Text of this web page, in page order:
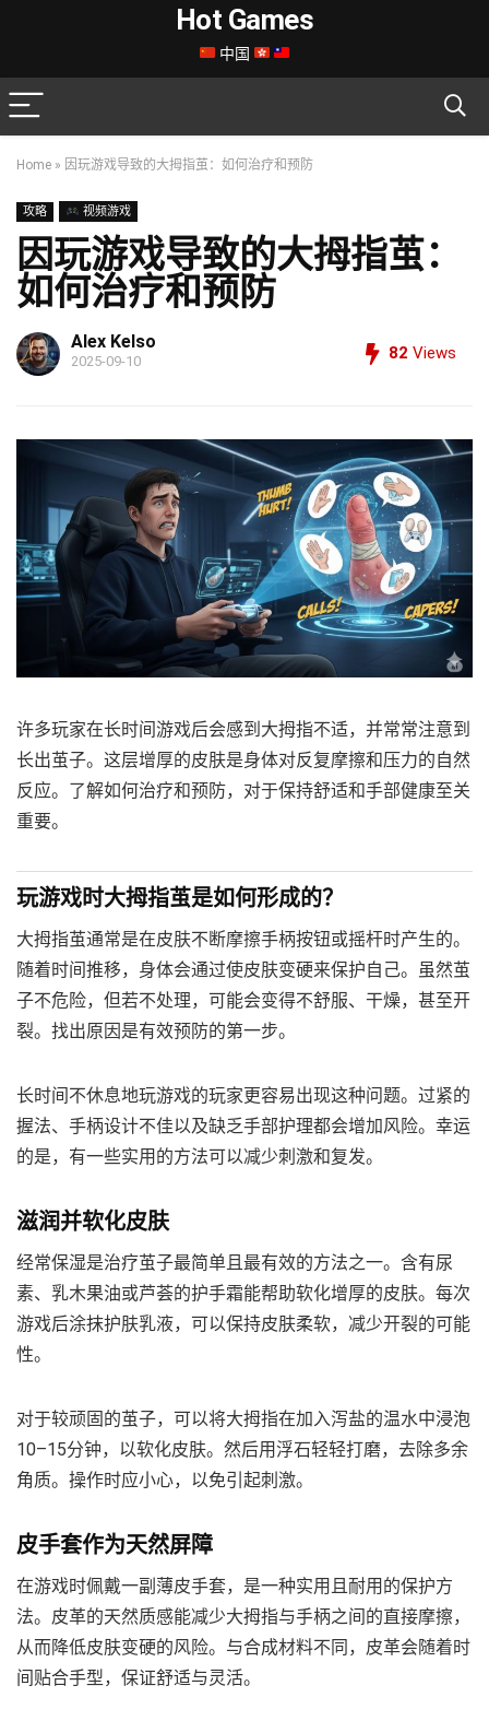
Hot Games
中国
Home » 因玩游戏导致的大拇指茧：如何治疗和预防
攻略 视频游戏
因玩游戏导致的大拇指茧：
如何治疗和预防
Alex Kelso
2025-09-10 82 Views
许多玩家在长时间游戏后会感到大拇指不适，并常常注意到
长出茧子。这层增厚的皮肤是身体对反复摩擦和压力的自然
反应。了解如何治疗和预防，对于保持舒适和手部健康至关
重要。
玩游戏时大拇指茧是如何形成的？
大拇指茧通常是在皮肤不断摩擦手柄按钮或摇杆时产生的。
随着时间推移，身体会通过使皮肤变硬来保护自己。虽然茧
子不危险，但若不处理，可能会变得不舒服、干燥，甚至开
裂。找出原因是有效预防的第一步。
长时间不休息地玩游戏的玩家更容易出现这种问题。过紧的
握法、手柄设计不佳以及缺乏手部护理都会增加风险。幸运
的是，有一些实用的方法可以减少刺激和复发。
滋润并软化皮肤
经常保湿是治疗茧子最简单且最有效的方法之一。含有尿
素、乳木果油或芦荟的护手霜能帮助软化增厚的皮肤。每次
游戏后涂抹护肤乳液，可以保持皮肤柔软，减少开裂的可能
性。
对于较顽固的茧子，可以将大拇指在加入泻盐的温水中浸泡
10–15分钟，以软化皮肤。然后用浮石轻轻打磨，去除多余
角质。操作时应小心，以免引起刺激。
皮手套作为天然屏障
在游戏时佩戴一副薄皮手套，是一种实用且耐用的保护方
法。皮革的天然质感能减少大拇指与手柄之间的直接摩擦，
从而降低皮肤变硬的风险。与合成材料不同，皮革会随着时
间贴合手型，保证舒适与灵活。